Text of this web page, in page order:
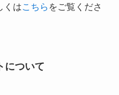
くはこちら をご覧くださ
について